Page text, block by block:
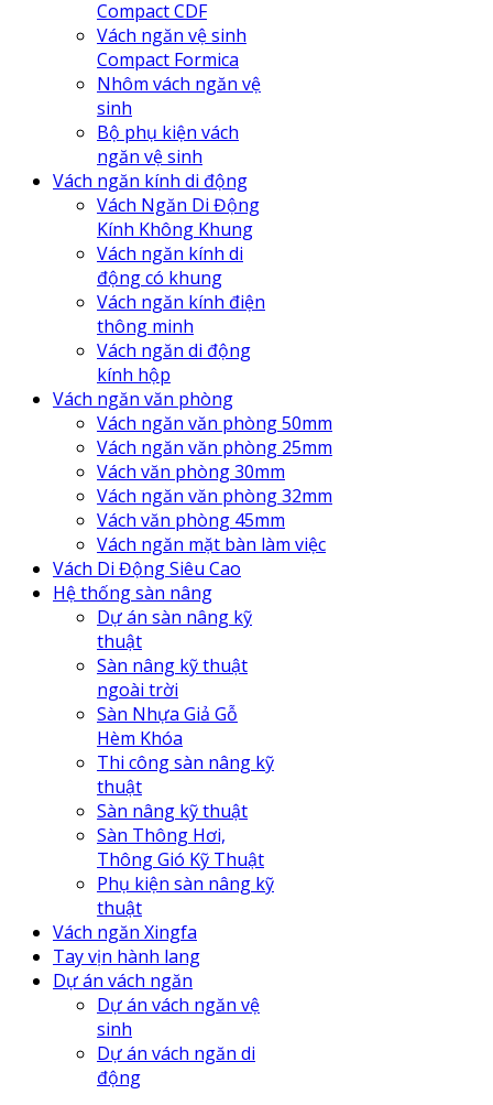
Compact CDF
Vách ngăn vệ sinh
Compact Formica
Nhôm vách ngăn vệ
sinh
Bộ phụ kiện vách
ngăn vệ sinh
Vách ngăn kính di động
Vách Ngăn Di Động
Kính Không Khung
Vách ngăn kính di
động có khung
Vách ngăn kính điện
thông minh
Vách ngăn di động
kính hộp
Vách ngăn văn phòng
Vách ngăn văn phòng 50mm
Vách ngăn văn phòng 25mm
Vách văn phòng 30mm
Vách ngăn văn phòng 32mm
Vách văn phòng 45mm
Vách ngăn mặt bàn làm việc
Vách Di Động Siêu Cao
Hệ thống sàn nâng
Dự án sàn nâng kỹ
thuật
Sàn nâng kỹ thuật
ngoài trời
Sàn Nhựa Giả Gỗ
Hèm Khóa
Thi công sàn nâng kỹ
thuật
Sàn nâng kỹ thuật
Sàn Thông Hơi,
Thông Gió Kỹ Thuật
Phụ kiện sàn nâng kỹ
thuật
Vách ngăn Xingfa
Tay vịn hành lang
Dự án vách ngăn
Dự án vách ngăn vệ
sinh
Dự án vách ngăn di
động